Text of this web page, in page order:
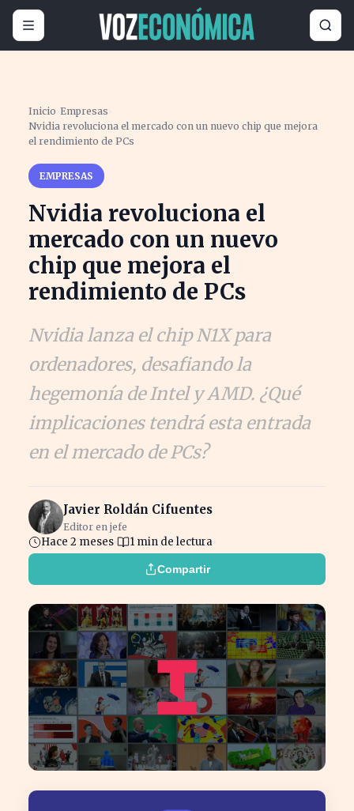
Inicio ›Empresas ›
Nvidia revoluciona el mercado con un nuevo chip que mejora
el rendimiento de PCs
EMPRESAS
Nvidia revoluciona el
mercado con un nuevo
chip que mejora el
rendimiento de PCs
Nvidia lanza el chip N1X para
ordenadores, desafiando la
hegemonía de Intel y AMD. ¿Qué
implicaciones tendrá esta entrada
en el mercado de PCs?
Javier Roldán Cifuentes
Editor en jefe
Hace 2 meses 1 min de lectura
Compartir